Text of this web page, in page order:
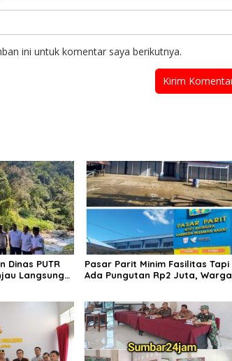
ini untuk komentar saya berikutnya.
Dinas PUTR
Langsung
​Pasar Parit Minim Fasilitas Tapi
Ada Pungutan Rp2 Juta, Warga